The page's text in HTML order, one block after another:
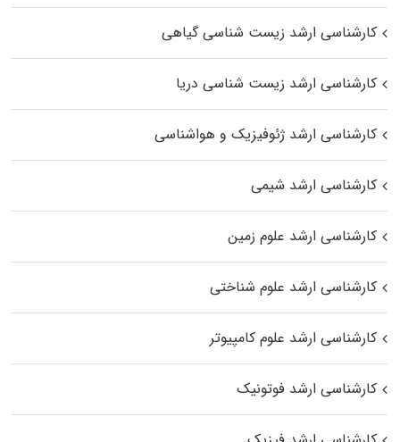
کارشناسی ارشد زیست‌ شناسی گیاهی
کارشناسی ارشد زیست‌ شناسی دریا
کارشناسی ارشد ژئوفیزیک و هواشناسی
کارشناسی ارشد شیمی
کارشناسی ارشد علوم زمین
کارشناسی ارشد علوم شناختی
کارشناسی ارشد علوم کامپیوتر
کارشناسی ارشد فوتونیک